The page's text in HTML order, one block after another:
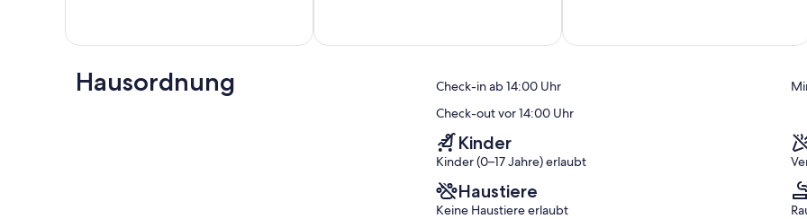
(6
Bewertungen)
Hausordnung Check-in ab 14:00 Uhr
Check-out vor 14:00 Uhr
Kinder
Kinder (0–17 Jahre) erlaubt
Haustiere
Keine Haustiere erlaubt